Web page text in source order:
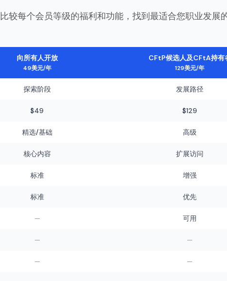
比较每个会员等级的福利和功能，找到最适合您职业发展的
向所有人开放
49美元/年
CFtP候选人及CFtA持有
129美元/年
探索阶段 发展路径
$49 $129
精选/基础 高级
核心内容 扩展访问
标准 增强
标准 优先
— 可用
— —
— —